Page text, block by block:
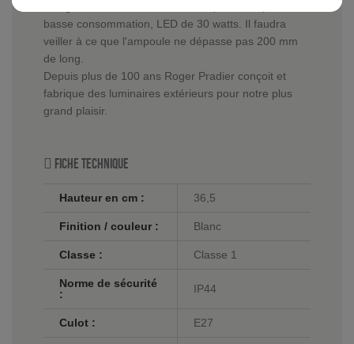
basse consommation, LED de 30 watts. Il faudra
veiller à ce que l'ampoule ne dépasse pas 200 mm
de long.
Depuis plus de 100 ans Roger Pradier conçoit et
fabrique des luminaires extérieurs pour notre plus
grand plaisir.
Fiche technique
Hauteur en cm : 36,5
Finition / couleur : Blanc
Classe : Classe 1
Norme de sécurité
:
IP44
Culot : E27